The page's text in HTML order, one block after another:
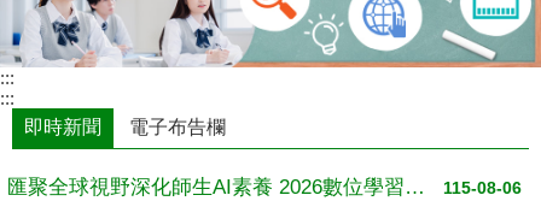
:::
:::
即時新聞
電子布告欄
115-08-06
匯聚全球視野深化師生AI素養 2026數位學習國際論壇高雄登場